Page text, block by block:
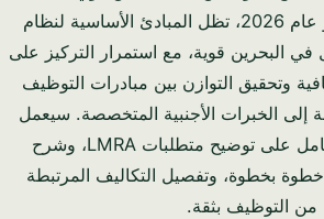
ومع النظر نحو عام 2026، تظل المبادئ الأساسية لنظام
في البحرين قوية، مع استمرار التركيز على
وتحقيق التوازن بين مبادرات التوظيف
إلى الخبرات الأجنبية المتخصصة. سيعمل
هذا الدليل الشامل على توضيح متطلبات LMRA، وشرح
خطوة بخطوة، وتفصيل التكاليف المرتبطة
من التوظيف بثقة.